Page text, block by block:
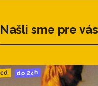
Našli sme pre vás
cd do 24h